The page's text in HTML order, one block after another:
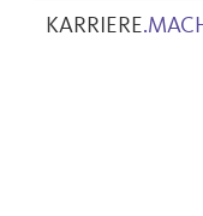
KARRIERE.